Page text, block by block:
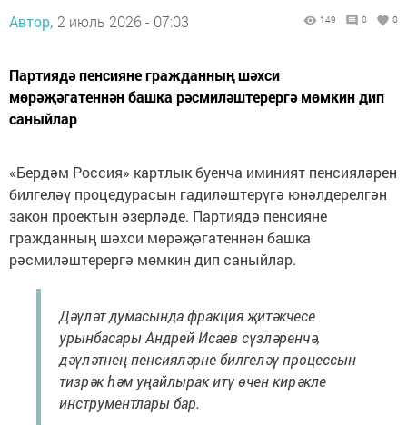
Автор, 2 июль 2026 - 07:03 149 0 0
Партиядә пенсияне гражданның шәхси
мөрәҗәгатеннән башка рәсмиләштерергә мөмкин дип
саныйлар
«Бердәм Россия» картлык буенча иминият пенсияләрен
билгеләү процедурасын гадиләштерүгә юнәлдерелгән
закон проектын әзерләде. Партиядә пенсияне
гражданның шәхси мөрәҗәгатеннән башка
рәсмиләштерергә мөмкин дип саныйлар.
Дәүләт думасында фракция җитәкчесе
урынбасары Андрей Исаев сүзләренчә,
дәүләтнең пенсияләрне билгеләү процессын
тизрәк һәм уңайлырак итү өчен кирәкле
инструментлары бар.